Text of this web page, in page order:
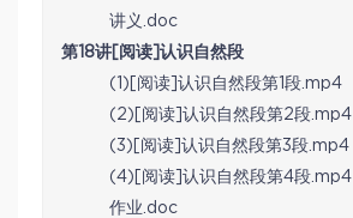
讲义.doc
第18讲[阅读]认识自然段
(1)[阅读]认识自然段第1段.mp4
(2)[阅读]认识自然段第2段.mp4
(3)[阅读]认识自然段第3段.mp4
(4)[阅读]认识自然段第4段.mp4
作业.doc